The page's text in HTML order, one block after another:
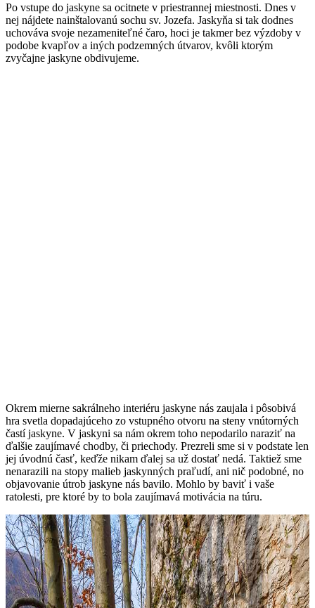
Po vstupe do jaskyne sa ocitnete v priestrannej miestnosti. Dnes v
nej nájdete nainštalovanú sochu sv. Jozefa. Jaskyňa si tak dodnes
uchováva svoje nezameniteľné čaro, hoci je takmer bez výzdoby v
podobe kvapľov a iných podzemných útvarov, kvôli ktorým
zvyčajne jaskyne obdivujeme.
Okrem mierne sakrálneho interiéru jaskyne nás zaujala i pôsobivá
hra svetla dopadajúceho zo vstupného otvoru na steny vnútorných
častí jaskyne. V jaskyni sa nám okrem toho nepodarilo naraziť na
ďalšie zaujímavé chodby, či priechody. Prezreli sme si v podstate len
jej úvodnú časť, keďže nikam ďalej sa už dostať nedá. Taktiež sme
nenarazili na stopy malieb jaskynných praľudí, ani nič podobné, no
objavovanie útrob jaskyne nás bavilo. Mohlo by baviť i vaše
ratolesti, pre ktoré by to bola zaujímavá motivácia na túru.